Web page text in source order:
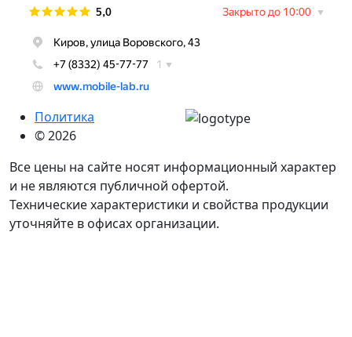
Политика
© 2026
Все цены на сайте носят информационный характер
и не являются публичной офертой.
Технические характеристики и свойства продукции
уточняйте в офисах организации.